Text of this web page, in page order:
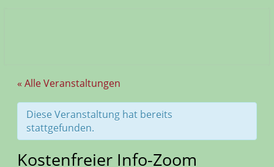
« Alle Veranstaltungen
Diese Veranstaltung hat bereits
stattgefunden.
Kostenfreier Info-Zoom